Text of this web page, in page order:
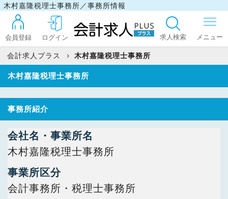
木村嘉隆税理士事務所／事務所情報
会員登録 ログイン 求人検索
最近見た求人
マイリスト
お問い合わせ
会計求人プラス 木村嘉隆税理士事務所
木村嘉隆税理士事務所
事務所紹介
会社名・事業所名
木村嘉隆税理士事務所
事業所区分
会計事務所・税理士事務所